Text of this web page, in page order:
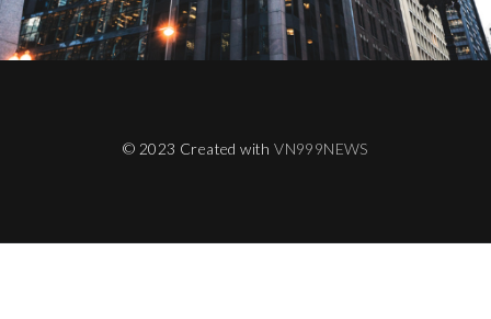
© 2023 Created withVN999NEWS